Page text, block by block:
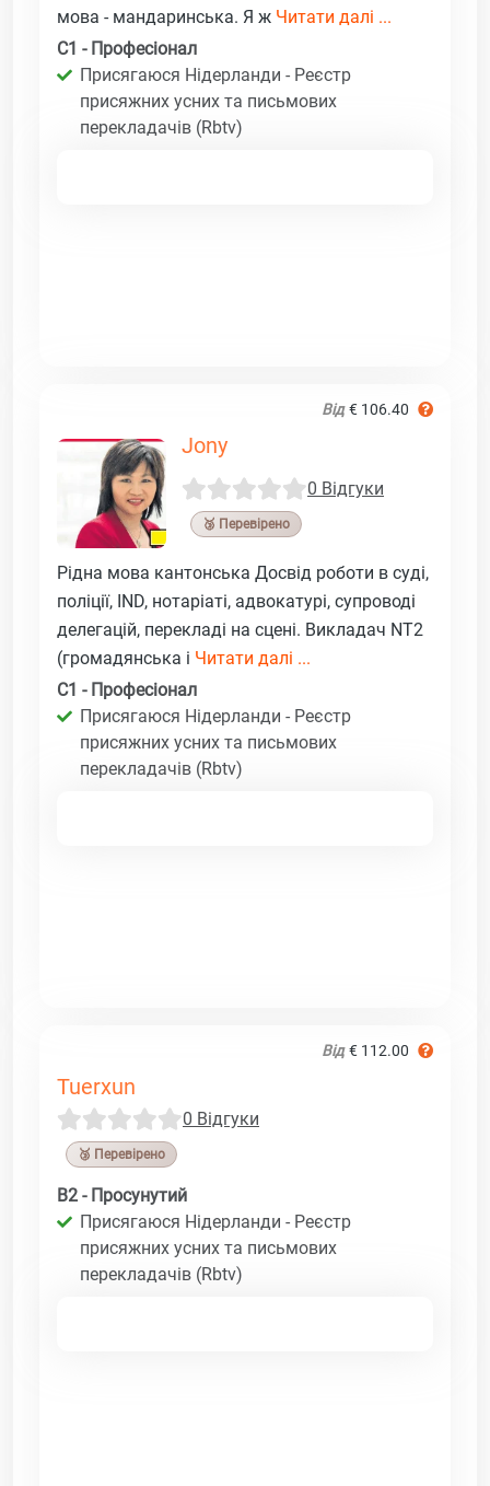
мова - мандаринська. Я ж Читати далі ...
C1 - Професіонал
Присягаюся Нідерланди - Реєстр
присяжних усних та письмових
перекладачів (Rbtv)
Від € 106.40
Jony
0 Відгуки
🥉 Перевірено
Рідна мова кантонська Досвід роботи в суді,
поліції, IND, нотаріаті, адвокатурі, супроводі
делегацій, перекладі на сцені. Викладач NT2
(громадянська і Читати далі ...
C1 - Професіонал
Присягаюся Нідерланди - Реєстр
присяжних усних та письмових
перекладачів (Rbtv)
Від € 112.00
Tuerxun
0 Відгуки
🥉 Перевірено
B2 - Просунутий
Присягаюся Нідерланди - Реєстр
присяжних усних та письмових
перекладачів (Rbtv)